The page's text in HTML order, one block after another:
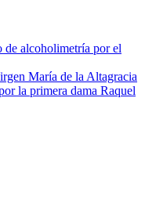
alcoholimetría por el
María de la Altagracia
la primera dama Raquel